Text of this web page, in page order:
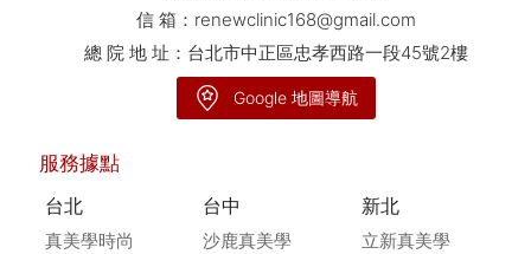
信 箱： renewclinic168@gmail.com
總 院 地 址：台北市中正區忠孝西路一段45號2樓
Google 地圖導航
服務據點
台北
真美學時尚
台中
沙鹿真美學
新北
立新真美學